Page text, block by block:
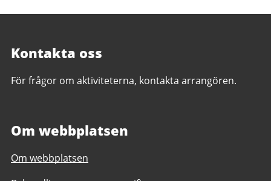
Kontakta oss
För frågor om aktiviteterna, kontakta arrangören.
Om webbplatsen
Om webbplatsen